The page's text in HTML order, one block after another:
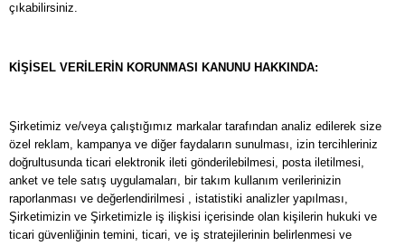
çıkabilirsiniz.
KİŞİSEL VERİLERİN KORUNMASI KANUNU HAKKINDA:
Şirketimiz ve/veya çalıştığımız markalar tarafından analiz edilerek size
özel reklam, kampanya ve diğer faydaların sunulması, izin tercihleriniz
doğrultusunda ticari elektronik ileti gönderilebilmesi, posta iletilmesi,
anket ve tele satış uygulamaları, bir takım kullanım verilerinizin
raporlanması ve değerlendirilmesi , istatistiki analizler yapılması,
Şirketimizin ve Şirketimizle iş ilişkisi içerisinde olan kişilerin hukuki ve
ticari güvenliğinin temini, ticari, ve iş stratejilerinin belirlenmesi ve